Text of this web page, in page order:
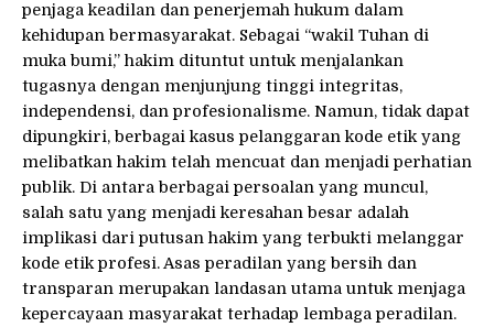
penjaga keadilan dan penerjemah hukum dalam
kehidupan bermasyarakat. Sebagai “wakil Tuhan di
muka bumi,” hakim dituntut untuk menjalankan
tugasnya dengan menjunjung tinggi integritas,
independensi, dan profesionalisme. Namun, tidak dapat
dipungkiri, berbagai kasus pelanggaran kode etik yang
melibatkan hakim telah mencuat dan menjadi perhatian
publik. Di antara berbagai persoalan yang muncul,
salah satu yang menjadi keresahan besar adalah
implikasi dari putusan hakim yang terbukti melanggar
kode etik profesi. Asas peradilan yang bersih dan
transparan merupakan landasan utama untuk menjaga
kepercayaan masyarakat terhadap lembaga peradilan.